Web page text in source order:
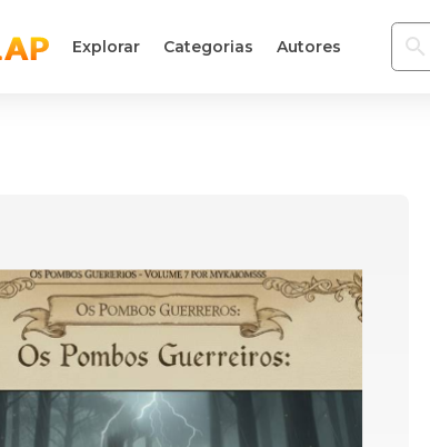
Explorar Categorias Autores